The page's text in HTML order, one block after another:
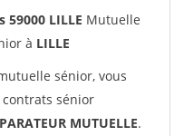
LILLE Mutuelle
à LILLE
sénior, vous
sénior
MUTUELLE.